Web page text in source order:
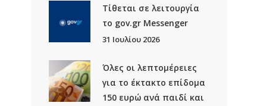
Τίθεται σε λειτουργία
το gov.gr Μessenger
31 Ιουλίου 2026
Όλες οι λεπτομέρειες
για το έκτακτο επίδομα
150 ευρώ ανά παιδί και